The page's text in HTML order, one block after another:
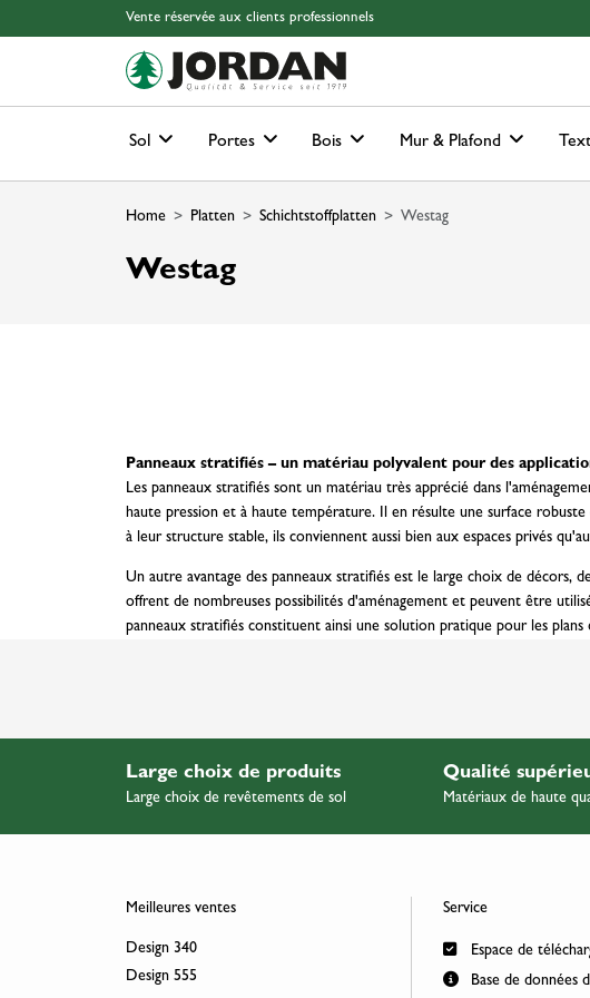
Skip to main content Skip to page header Skip to page footer
Vente réservée aux clients professionnels
Sol Portes Bois Mur & Plafond
Home Platten Schichtstoffplatten Westag
Westag
Panneaux stratifiés – un matériau polyvalent pour des
Les panneaux stratifiés sont un matériau très apprécié dans
haute pression et à haute température. Il en résulte une surface
à leur structure stable, ils conviennent aussi bien aux espaces privés
Un autre avantage des panneaux stratifiés est le large choix de décors,
offrent de nombreuses possibilités d'aménagement et peuvent être
panneaux stratifiés constituent ainsi une solution pratique pour les
Large choix de produits
Large choix de revêtements de sol
Qualité
Matériaux de haute
Meilleures ventes
Design 340
Design 555
Service
Espace de
Base de données